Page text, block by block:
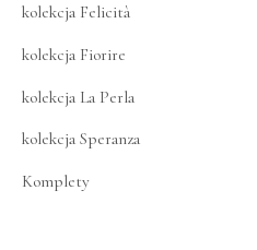
kolekcja Felicità
kolekcja Fiorire
kolekcja La Perla
kolekcja Speranza
Komplety